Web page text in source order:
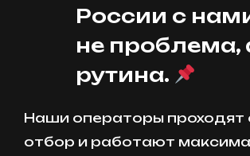
России с
не проблема,
рутина.
Наши операторы проходят
отбор и работают